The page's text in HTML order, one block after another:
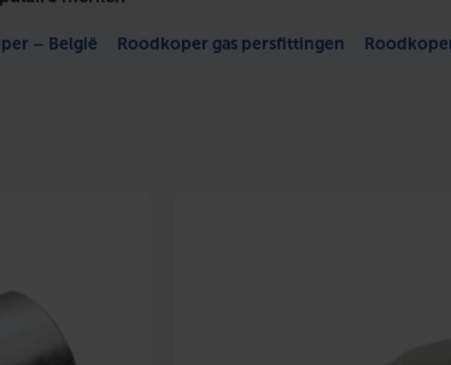
– België Roodkoper gas persfittingen